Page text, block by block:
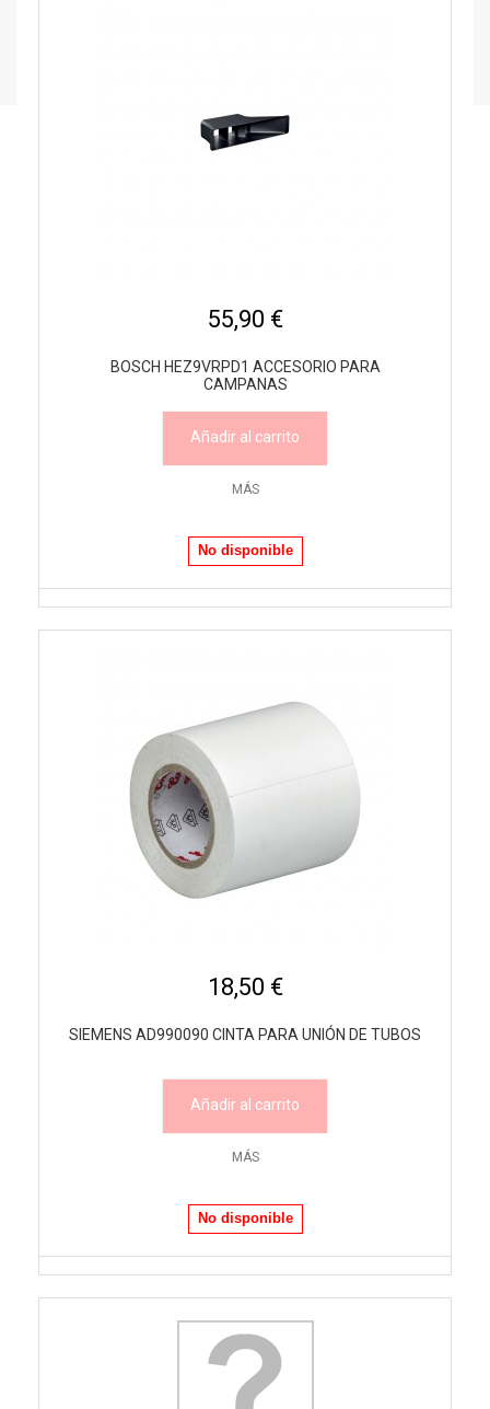
55,90 €
BOSCH HEZ9VRPD1 ACCESORIO PARA
CAMPANAS
Añadir al carrito
MÁS
No disponible
18,50 €
SIEMENS AD990090 CINTA PARA UNIÓN DE TUBOS
Añadir al carrito
MÁS
No disponible